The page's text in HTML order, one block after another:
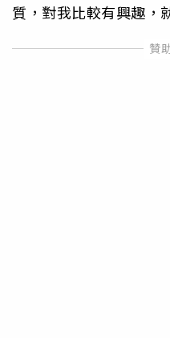
質，對我比較有興趣，